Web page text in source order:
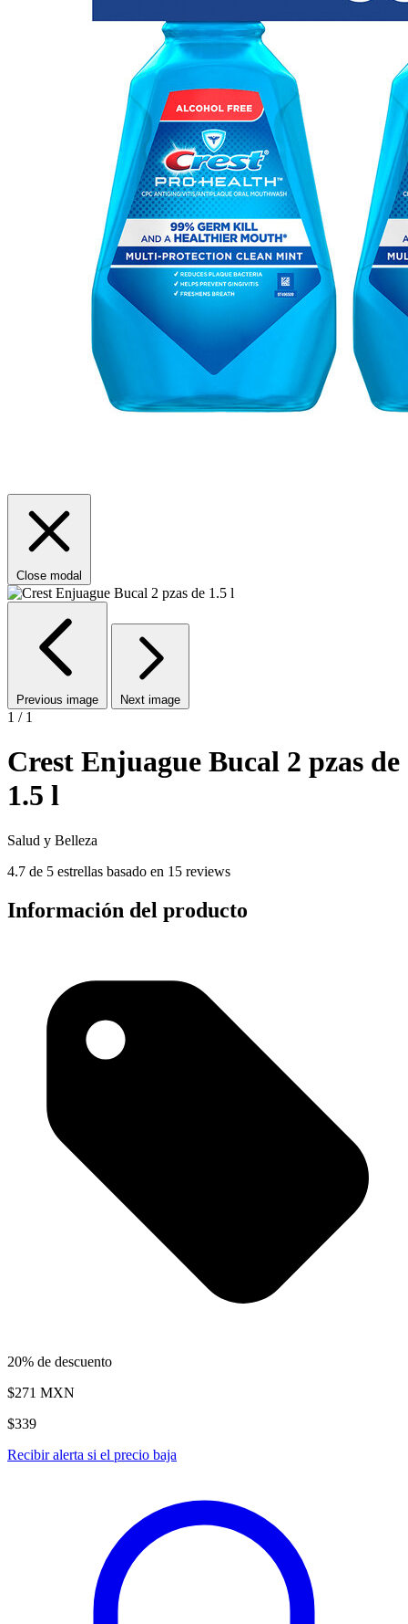
Close modal
Previous image Next image
1 / 1
Crest Enjuague Bucal 2 pzas de
1.5 l
Salud y Belleza
4.7 de 5 estrellas basado en 15 reviews
Información del producto
20% de descuento
$271 MXN
$339
Recibir alerta si el precio baja